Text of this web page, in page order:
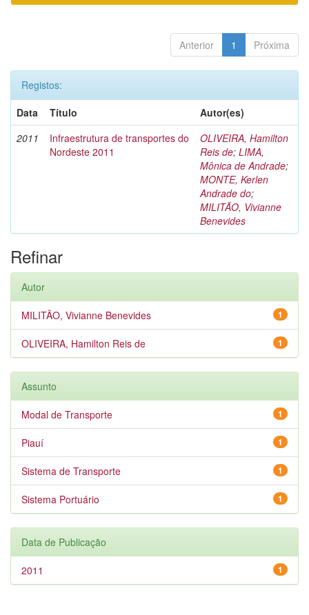
Anterior 1 Próxima
Registos:
Data
Título
Autor(es)
2011
Infraestrutura de transportes do
Nordeste 2011
OLIVEIRA, Hamilton
Reis de; LIMA,
Mônica de Andrade;
MONTE, Kerlen
Andrade do;
MILITÃO, Vivianne
Benevides
Refinar
Autor
1
MILITÃO, Vivianne Benevides
1
OLIVEIRA, Hamilton Reis de
Assunto
1
Modal de Transporte
1
Piauí
1
Sistema de Transporte
1
Sistema Portuário
Data de Publicação
1
2011